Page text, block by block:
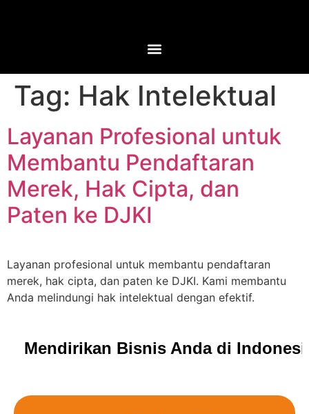
Tag: Hak Intelektual
Layanan Profesional untuk
Membantu Pendaftaran
Merek, Hak Cipta, dan
Paten ke DJKI
Layanan profesional untuk membantu pendaftaran
merek, hak cipta, dan paten ke DJKI. Kami membantu
Anda melindungi hak intelektual dengan efektif.
Mendirikan Bisnis Anda di